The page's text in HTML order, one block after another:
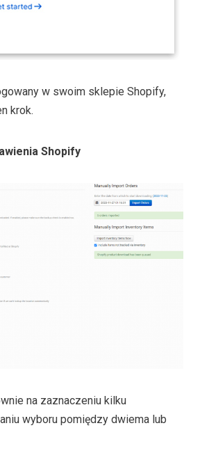
w swoim sklepie Shopify,
krok.
Shopify
na zaznaczeniu kilku
wyboru pomiędzy dwiema lub